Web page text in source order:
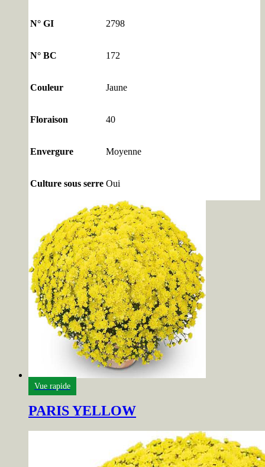
N° GI 2798
N° BC 172
Couleur Jaune
Floraison 40
Envergure Moyenne
Culture sous serre Oui
Vue rapide
PARIS YELLOW